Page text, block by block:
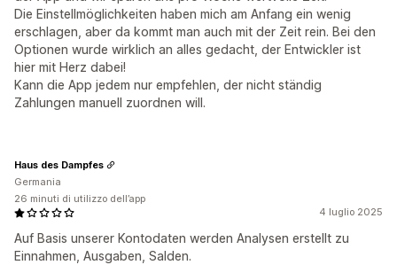
Die Einstellmöglichkeiten haben mich am Anfang ein wenig
erschlagen, aber da kommt man auch mit der Zeit rein. Bei den
Optionen wurde wirklich an alles gedacht, der Entwickler ist
hier mit Herz dabei!
Kann die App jedem nur empfehlen, der nicht ständig
Zahlungen manuell zuordnen will.
4 luglio 2025
Auf Basis unserer Kontodaten werden Analysen erstellt zu
Einnahmen, Ausgaben, Salden.
Haus des Dampfes
Germania
26 minuti di utilizzo dell’app